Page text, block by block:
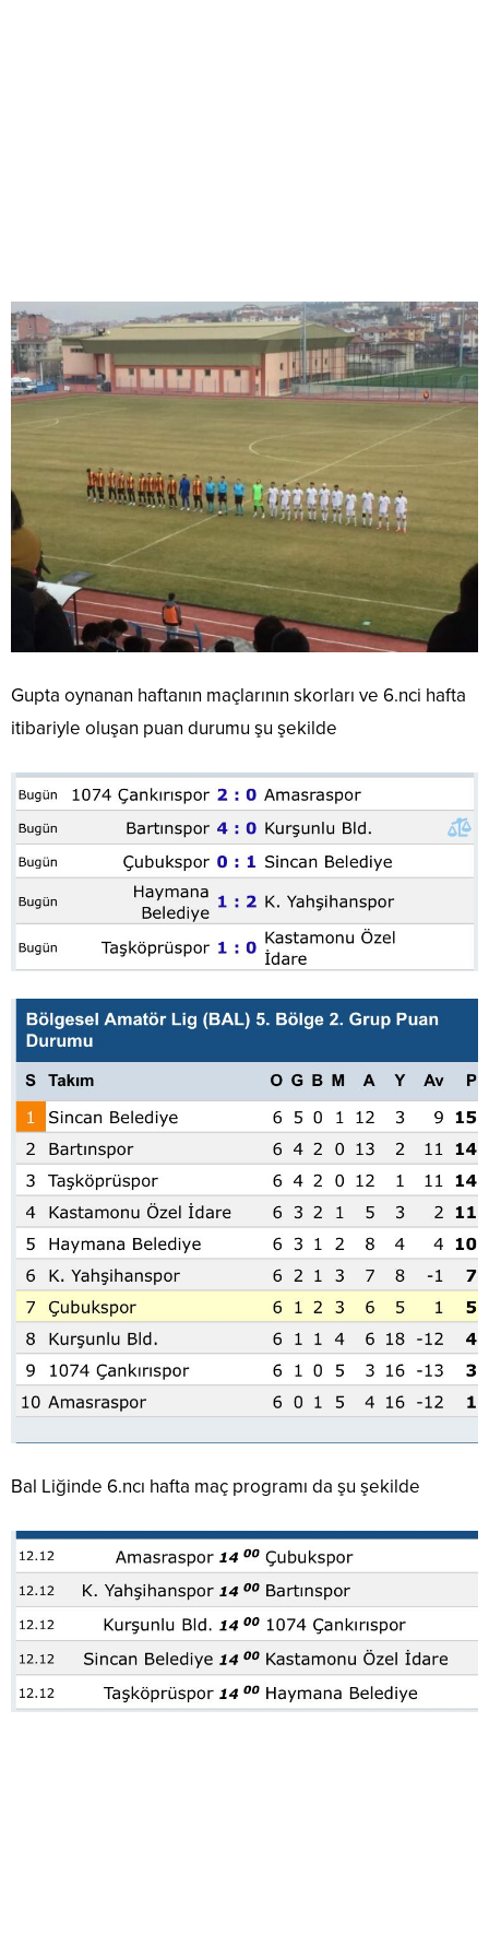
Gupta oynanan haftanın maçlarının skorları ve 6.nci hafta
itibariyle oluşan puan durumu şu şekilde
Bal Liğinde 6.ncı hafta maç programı da şu şekilde